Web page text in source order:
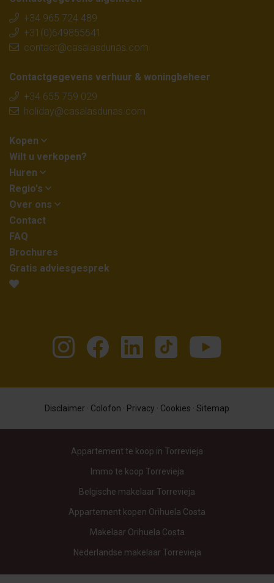
+34 965 724 489
+31(0)649855641
contact@casalasdunas.com
Contactgegevens verhuur & woningbeheer
+34 655 759 029
holiday@casalasdunas.com
Kopen
Wilt u verkopen?
Huren
Regio's
Over ons
Contact
FAQ
Brochures
Gratis adviesgesprek
Disclaimer · Colofon · Privacy · Cookies · Sitemap
Appartement te koop in Torrevieja
Immo te koop Torrevieja
Belgische makelaar Torrevieja
Appartement kopen Orihuela Costa
Makelaar Orihuela Costa
Nederlandse makelaar Torrevieja